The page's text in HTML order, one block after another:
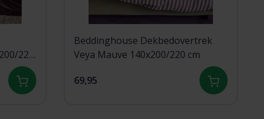
Beddinghouse Dekbedovertrek
Veya Mauve 140x200/220 cm
69,95